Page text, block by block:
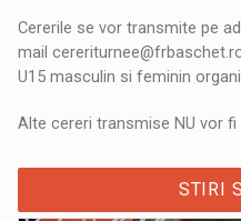
Cererile se vor transmite pe
mail
U15 masculin si feminin
Alte cereri transmise NU vor fi
STIRI